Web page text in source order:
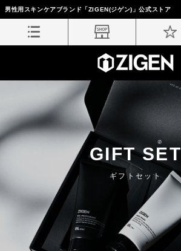
男性用スキンケアブランド「ZIGEN(ジゲン)」公式ストア
GIFT SET
ギフトセット